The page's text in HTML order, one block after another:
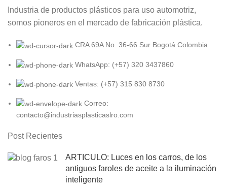
Industria de productos plásticos para uso automotriz,
somos pioneros en el mercado de fabricación plástica.
CRA 69A No. 36-66 Sur Bogotá Colombia
WhatsApp: (+57) 320 3437860
Ventas: (+57) 315 830 8730
Correo:
contacto@industriasplasticaslro.com
Post Recientes
ARTICULO: Luces en los carros, de los
antiguos faroles de aceite a la iluminación
inteligente